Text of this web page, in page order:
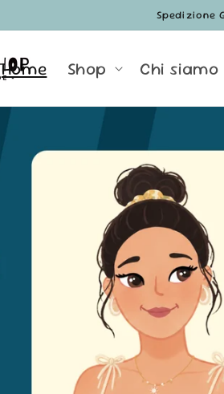
Spedizione
Home Shop Chi siamo